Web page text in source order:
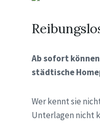
Ab sofort
städtische
Wer kennt sie
Unterlagen nicht